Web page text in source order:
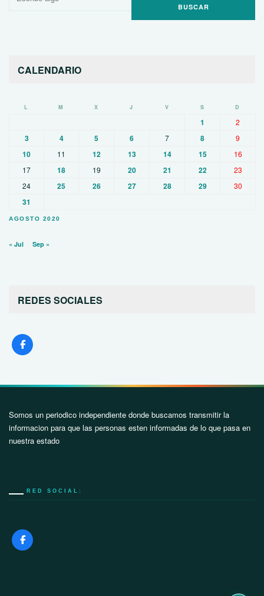
CALENDARIO
AGOSTO 2020
L M X J V S D
1 2
3 4 5 6 7 8 9
10 11 12 13 14 15
16
17
18 19 20 21 22
23
24
25 26 27 28 29 30
31
« Jul Sep »
REDES SOCIALES
Somos un periodico independiente donde buscamos transmitir la
informacion para que las personas esten informadas de lo que pasa en
nuestra estado
RED SOCIAL: